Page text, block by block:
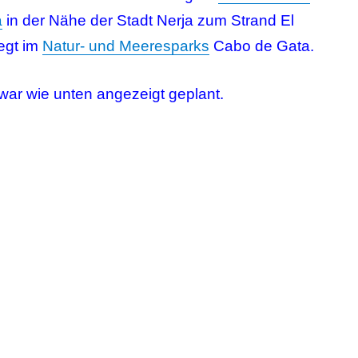
in der Nähe der Stadt Nerja zum Strand El
im Natur- und Meeresparks Cabo de Gata.
wie unten angezeigt geplant.